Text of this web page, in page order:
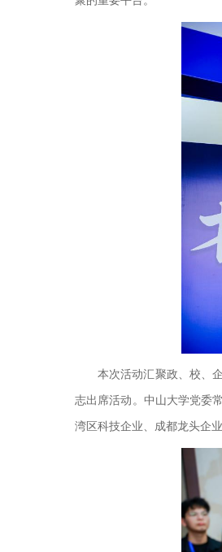
本次活动汇聚政、校、
志出席活动。中山大学党委
湾区科技企业、成都龙头企